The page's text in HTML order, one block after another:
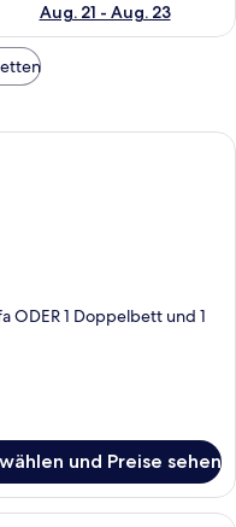
Aug. 21 - Aug. 23
mit Bett,
ODER 1 Doppelbett und 1
und Preise sehen
Hotelzimmer mit